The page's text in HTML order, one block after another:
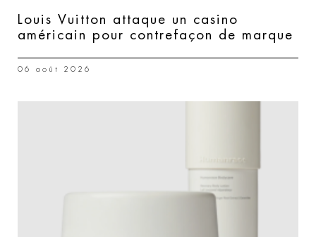
Louis Vuitton attaque un casino
américain pour contrefaçon de marque
06 août 2026